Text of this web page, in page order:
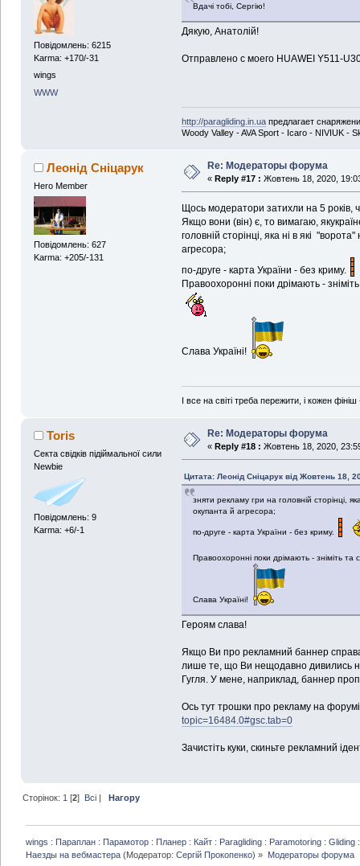
Повідомлень: 6215
Karma: +170/-31
wings
WWW
Вдачі тобі, Сергію!
Дякую, Анатолій!
Отправлено с моего HUAWEI Y511-
http://paragliding.in.uaпредлагает
Woody Valley - AVA Sport - Icaro - NIVIUK -
Леонід Сніцарук
Hero Member
Повідомлень: 627
Karma: +205/-131
Re: Модераторы форума
« Reply #17 : Жовтень 18, 2020,
Щось модератори затихли на 5 років,
Якщо вони (він) є, то вимагаю,
головній сторінці, яка ні в які
агресора;
по-друге - карта України - без криму.
Правоохоронні поки дрімають -
Слава Україні!
І все на світі треба пережити, і кожен
Toris
Секта свідків підіймальної сили
Newbie
Повідомлень: 9
Karma: +6/-1
Re: Модераторы форума
« Reply #18 : Жовтень 18, 2020,
Цитата: Леонід Сніцарук від Жовтень 18,
зняти рекламу гри на головній сторінці,
окупанта й агресора;
по-друге - карта України - без криму.
Правоохоронні поки дрімають - зніміть
Слава Україні!
Героям слава!
Якщо Ви про рекламний баннер
лише те, що Ви нещодавно дивились
Гугля. У мене, наприклад, баннер
Ось тут трошки про рекламу на
topic=16484.0#gsc.tab=0
Зачистіть куки, скиньте рекламний
Сторінок: 1 [2] Всі |Нагору
wings : Параплан : Парамотор : Планер : Кайт : Paragliding : Paramotoring : Gliding
Наезды на вебмастера (Модератор:Сергій Прокопенко) » Модераторы форума